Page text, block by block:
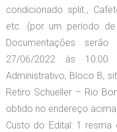
condicionado split.,
etc. (por um período
Documentações
27/06/2022 às
Administrativo, Bloco B,
Retiro Schueller – Rio
obtido no endereço
Custo do Edital: 1 resma